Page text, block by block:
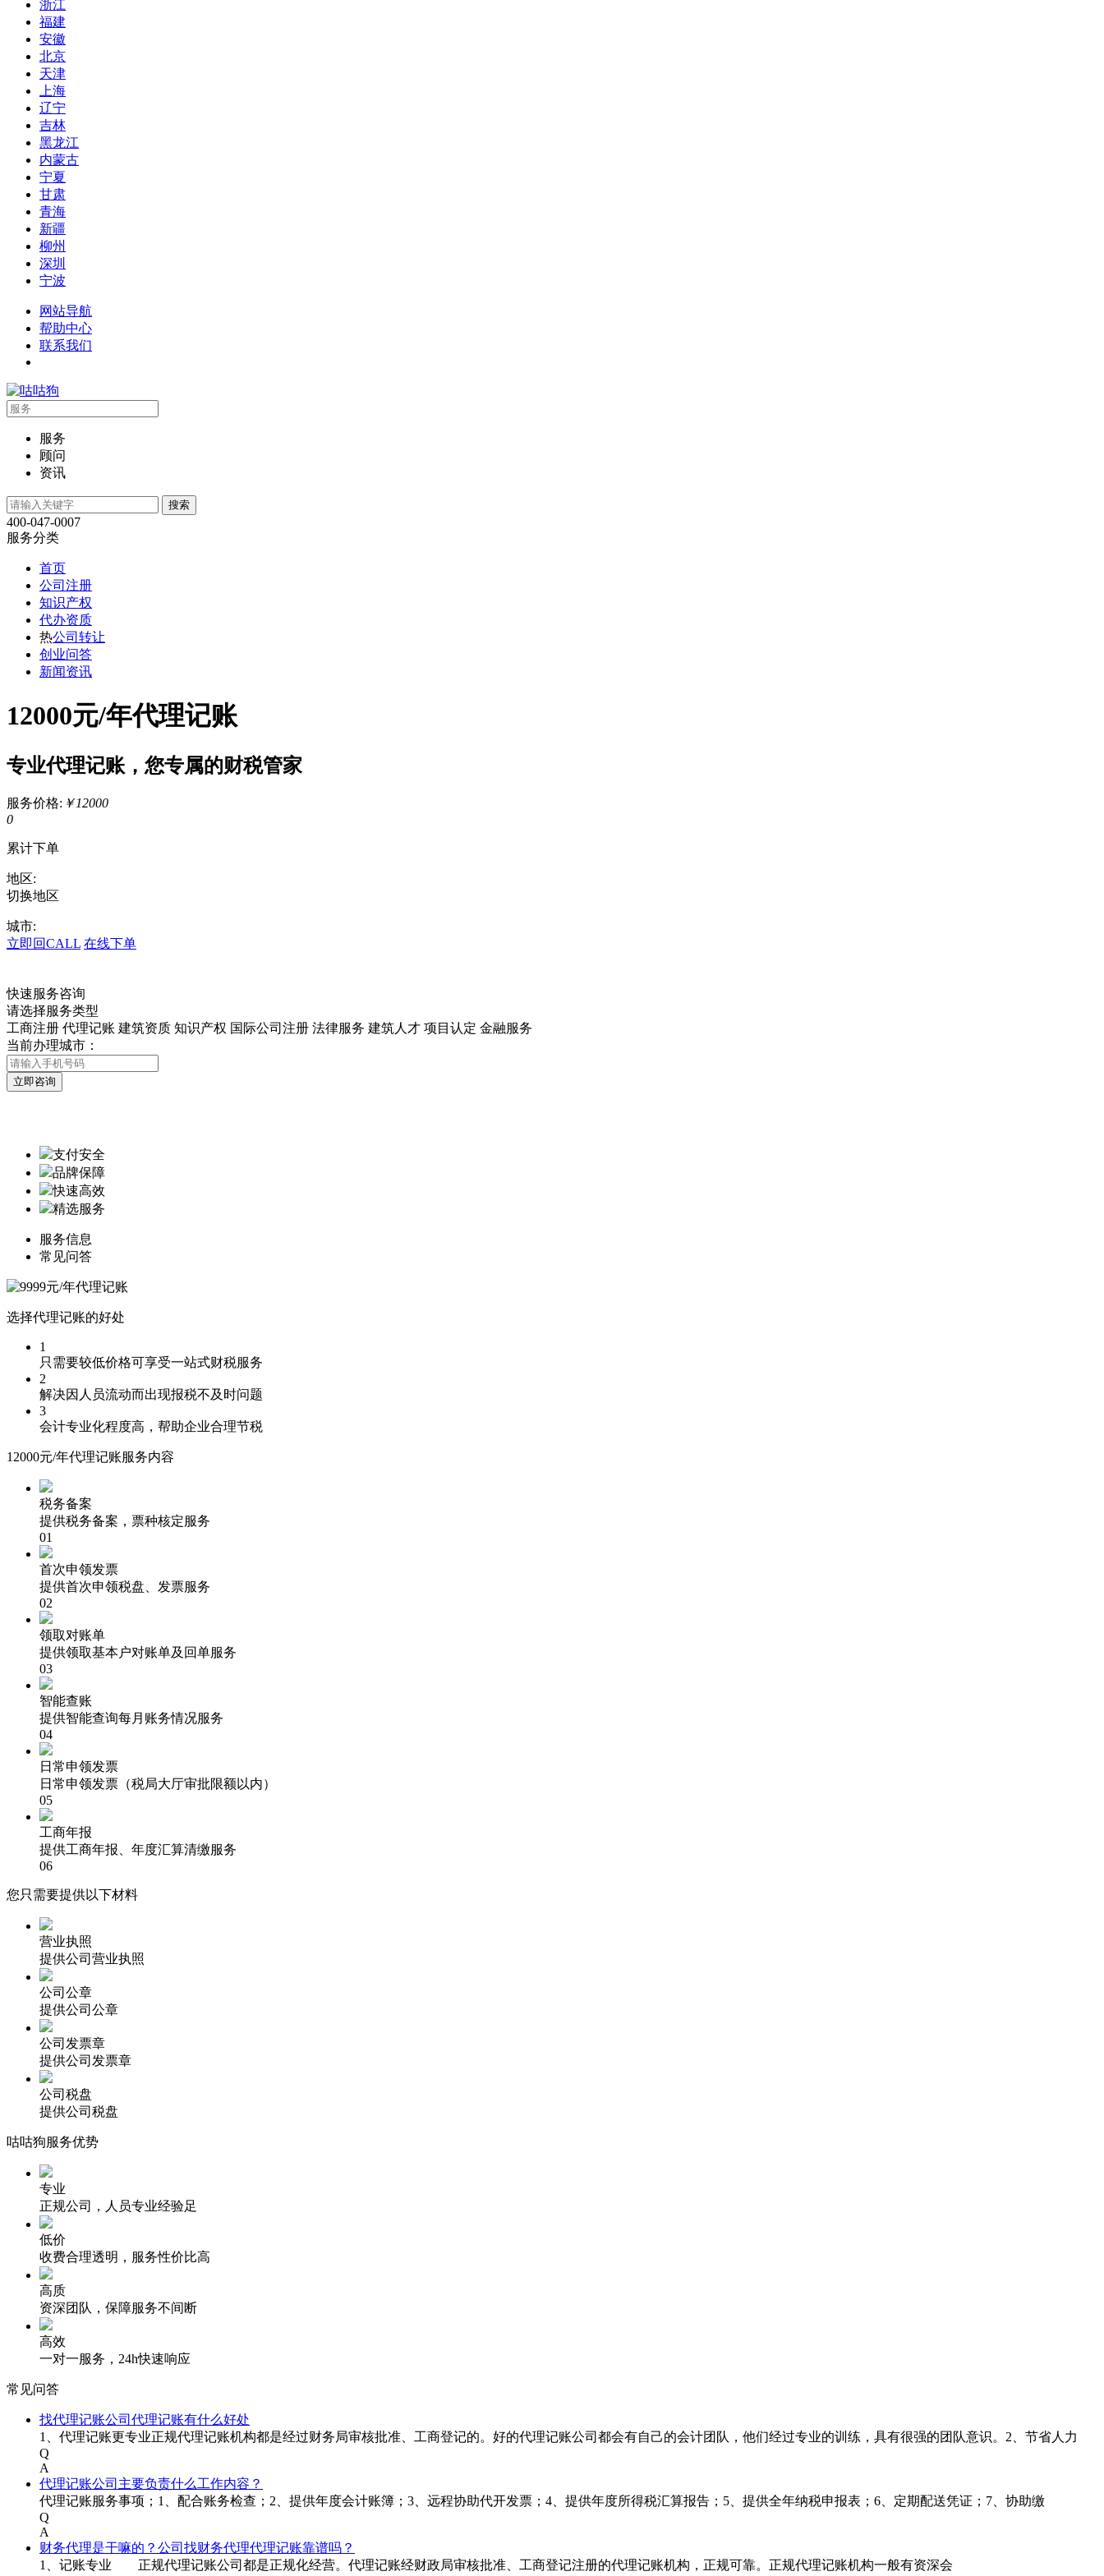
浙江
福建
安徽
北京
天津
上海
辽宁
吉林
黑龙江
内蒙古
宁夏
甘肃
青海
新疆
柳州
深圳
宁波
网站导航
帮助中心
联系我们
服务
顾问
资讯
400-047-0007
服务分类
首页
公司注册
知识产权
代办资质
热公司转让
创业问答
新闻资讯
12000元/年代理记账
专业代理记账，您专属的财税管家
服务价格: ￥12000
0
累计下单
地区:
切换地区
城市:
立即回CALL 在线下单
快速服务咨询
请选择服务类型
工商注册 代理记账 建筑资质 知识产权 国际公司注册 法律服务 建筑人才 项目认定 金融服务
当前办理城市：
支付安全
品牌保障
快速高效
精选服务
服务信息
常见问答
选择代理记账的好处
1
只需要较低价格可享受一站式财税服务
2
解决因人员流动而出现报税不及时问题
3
会计专业化程度高，帮助企业合理节税
12000元/年代理记账服务内容
税务备案
提供税务备案，票种核定服务
01
首次申领发票
提供首次申领税盘、发票服务
02
领取对账单
提供领取基本户对账单及回单服务
03
智能查账
提供智能查询每月账务情况服务
04
日常申领发票
日常申领发票（税局大厅审批限额以内）
05
工商年报
提供工商年报、年度汇算清缴服务
06
您只需要提供以下材料
营业执照
提供公司营业执照
公司公章
提供公司公章
公司发票章
提供公司发票章
公司税盘
提供公司税盘
咕咕狗服务优势
专业
正规公司，人员专业经验足
低价
收费合理透明，服务性价比高
高质
资深团队，保障服务不间断
高效
一对一服务，24h快速响应
常见问答
找代理记账公司代理记账有什么好处
1、代理记账更专业正规代理记账机构都是经过财务局审核批准、工商登记的。好的代理记账公司都会有自己的会计团队，他们经过专业的训练，具有很强的团队意识。2、节省人力
Q
A
代理记账公司主要负责什么工作内容？
代理记账服务事项；1、配合账务检查；2、提供年度会计账簿；3、远程协助代开发票；4、提供年度所得税汇算报告；5、提供全年纳税申报表；6、定期配送凭证；7、协助缴
Q
A
财务代理是干嘛的？公司找财务代理代理记账靠谱吗？
1、记账专业 正规代理记账公司都是正规化经营。代理记账经财政局审核批准、工商登记注册的代理记账机构，正规可靠。正规代理记账机构一般有资深会